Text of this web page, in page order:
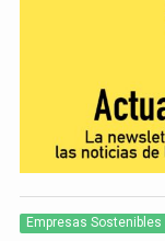
Empresas Sostenibles